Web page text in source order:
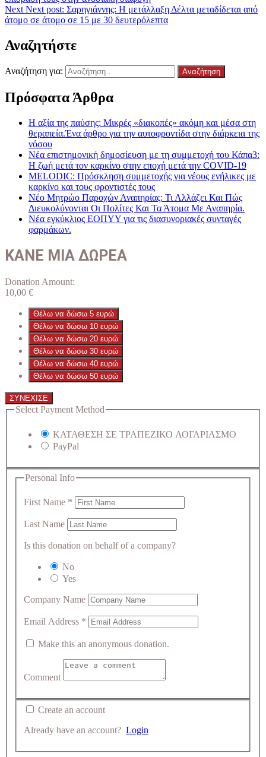
Next Next post: Σαρηγιάννης: Η μετάλλαξη Δέλτα μεταδίδεται από
άτομο σε άτομο σε 15 με 30 δευτερόλεπτα
Αναζητήστε
Αναζήτηση για:
Πρόσφατα Άρθρα
Η αξία της παύσης: Μικρές «διακοπές» ακόμη και μέσα στη
θεραπεία.Ένα άρθρο για την αυτοφροντίδα στην διάρκεια της
νόσου
Νέα επιστημονική δημοσίευση με τη συμμετοχή του Κάπα3:
Η ζωή μετά τον καρκίνο στην εποχή μετά την COVID-19
MELODIC: Πρόσκληση συμμετοχής για νέους ενήλικες με
καρκίνο και τους φροντιστές τους
Νέο Μητρώο Παροχών Αναπηρίας: Τι Αλλάζει Και Πώς
Διευκολύνονται Οι Πολίτες Και Τα Άτομα Με Αναπηρία.
Νέα εγκύκλιος ΕΟΠΥΥ για τις διασυνοριακές συνταγές
φαρμάκων.
ΚΑΝΕ ΜΙΑ ΔΩΡΕΑ
Donation Amount:
10,00 €
Θέλω να δώσω 5 ευρώ
Θέλω να δώσω 10 ευρώ
Θέλω να δώσω 20 ευρώ
Θέλω να δώσω 30 ευρώ
Θέλω να δώσω 40 ευρώ
Θέλω να δώσω 50 ευρώ
ΣΥΝΕΧΙΣΕ
Select Payment Method
ΚΑΤΑΘΕΣΗ ΣΕ ΤΡΑΠΕΖΙΚΟ ΛΟΓΑΡΙΑΣΜΟ
PayPal
Personal Info
First Name *
Last Name
Is this donation on behalf of a company?
No
Yes
Company Name
Email Address *
Make this an anonymous donation.
Comment
Create an account
Already have an account? Login